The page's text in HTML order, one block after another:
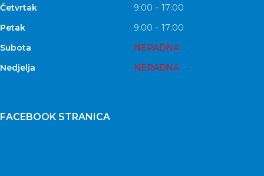
Četvrtak
9:00 – 17:00
Petak
9:00 – 17:00
Subota
NERADNA
Nedjelja
NERADNA
FACEBOOK STRANICA